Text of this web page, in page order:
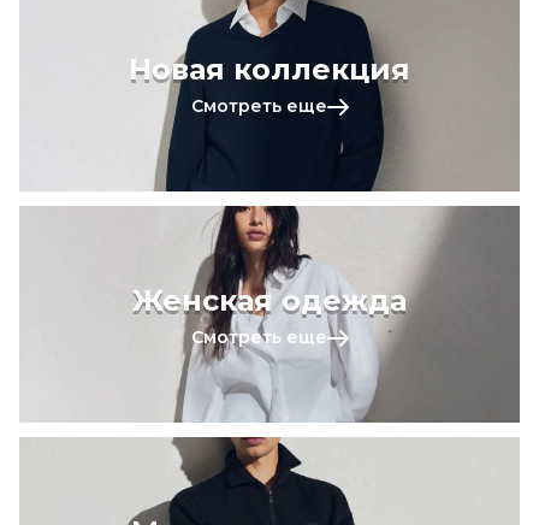
Новая коллекция
Смотреть еще
Женская одежда
Смотреть еще